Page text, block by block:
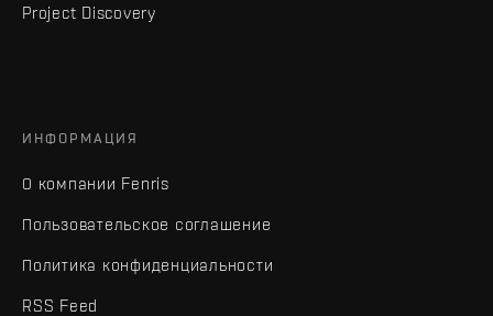
Project Discovery
ИНФОРМАЦИЯ
О компании Fenris
Пользовательское соглашение
Политика конфиденциальности
RSS Feed